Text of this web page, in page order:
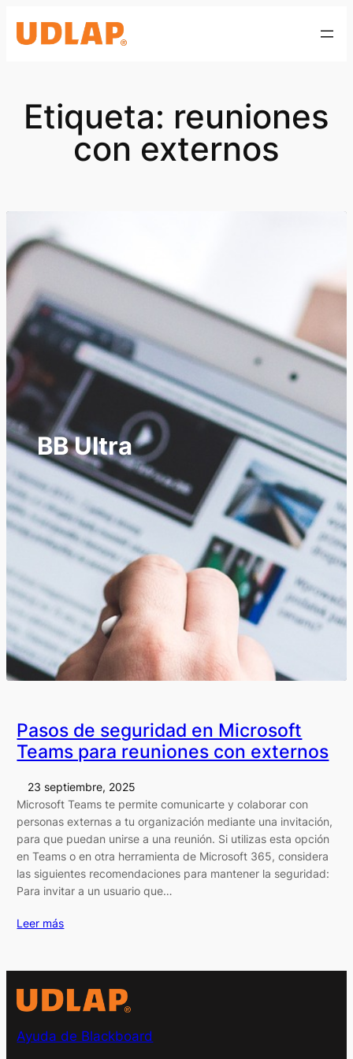
Etiqueta: reuniones
con externos
BB Ultra
Pasos de seguridad en Microsoft
Teams para reuniones con externos
23 septiembre, 2025
Microsoft Teams te permite comunicarte y colaborar con
personas externas a tu organización mediante una invitación,
para que puedan unirse a una reunión. Si utilizas esta opción
en Teams o en otra herramienta de Microsoft 365, considera
las siguientes recomendaciones para mantener la seguridad:
Para invitar a un usuario que…
Leer más
Ayuda de Blackboard